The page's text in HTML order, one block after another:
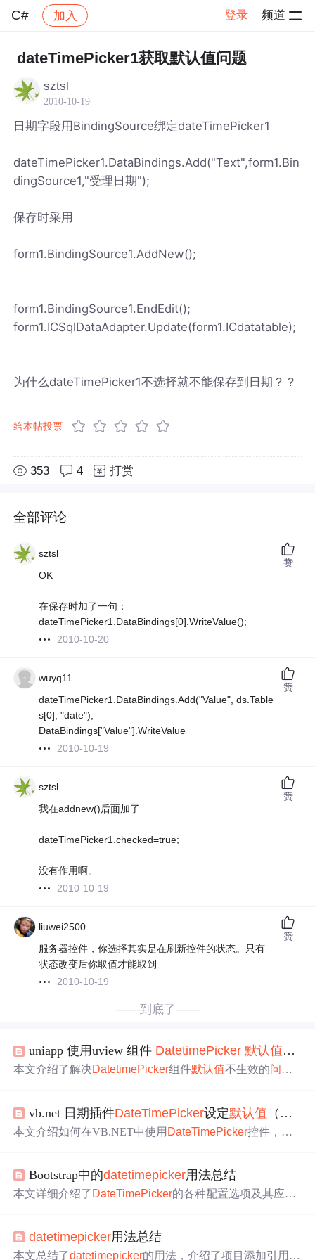
C# 加入 登录 频道
社区 C# 帖子详情
dateTimePicker1获取默认值问题
sztsl
2010-10-19
日期字段用BindingSource绑定dateTimePicker1
dateTimePicker1.DataBindings.Add("Text",form1.Bin
dingSource1,"受理日期");
保存时采用
form1.BindingSource1.AddNew();
form1.BindingSource1.EndEdit();
form1.ICSqlDataAdapter.Update(form1.ICdatatable);
为什么dateTimePicker1不选择就不能保存到日期？？
给本帖投票
353 4 打赏
全部评论
sztsl
OK
在保存时加了一句：
dateTimePicker1.DataBindings[0].WriteValue();
2010-10-20
赞
wuyq11
dateTimePicker1.DataBindings.Add("Value", ds.Table
s[0], "date");
DataBindings["Value"].WriteValue
2010-10-19
赞
sztsl
我在addnew()后面加了
dateTimePicker1.checked=true;
没有作用啊。
2010-10-19
赞
liuwei2500
服务器控件，你选择其实是在刷新控件的状态。只有
状态改变后你取值才能取到
2010-10-19
赞
——到底了——
uniapp 使用uview 组件 DatetimePicker 默认值无效
本文介绍了解决DatetimePicker组件默认值不生效的问题
特定日期的场景。
vb.net 日期插件DateTimePicker设定默认值 （转载 + 亲自实践）
本文介绍如何在VB.NET中使用 DateTimePicker控件，并
Bootstrap中的datetimepicker用法总结
本文详细介绍了 DateTimePicker的各种配置选项及其应用
datetimepicker用法总结
本文总结了datetimepicker的用法，介绍了项目添加引用js